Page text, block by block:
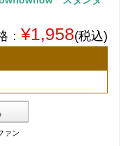
： ¥1,958(税込)
ァン